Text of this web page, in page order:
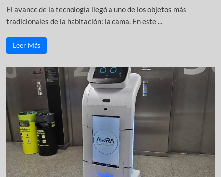
El avance de la tecnología llegó a uno de los objetos más
tradicionales de la habitación: la cama. En este ...
Leer Más